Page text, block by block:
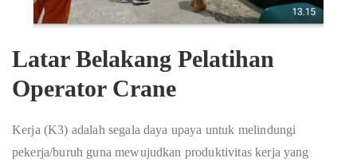
Latar Belakang Pelatihan
Operator Crane
Kerja (K3) adalah segala daya upaya untuk melindungi
pekerja/buruh guna mewujudkan produktivitas kerja yang